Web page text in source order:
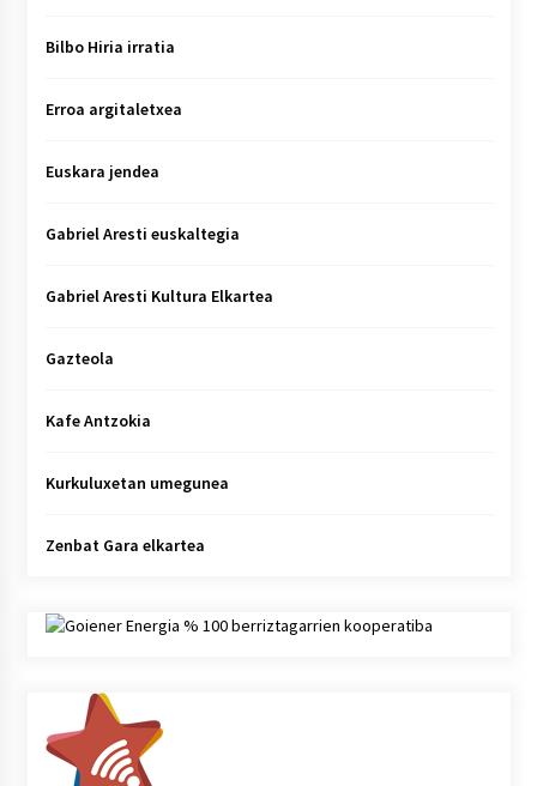
Bilbo Hiria irratia
Erroa argitaletxea
Euskara jendea
Gabriel Aresti euskaltegia
Gabriel Aresti Kultura Elkartea
Gazteola
Kafe Antzokia
Kurkuluxetan umegunea
Zenbat Gara elkartea